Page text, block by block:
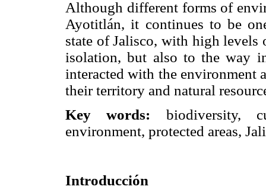
Although different forms of
Ayotitlán, it continues to be
state of Jalisco, with high
isolation, but also to the way
interacted with the environment
their territory and natural
Key words: biodiversity,
environment, protected areas,
Introducción